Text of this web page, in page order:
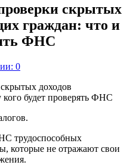
скрытых
граждан: что и
ФНС
0
трудоспособных
которые не отражают свои